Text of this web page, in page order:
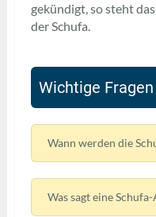
gekündigt, so steht
der Schufa.
Wichtige
Wann werden die
Was sagt eine